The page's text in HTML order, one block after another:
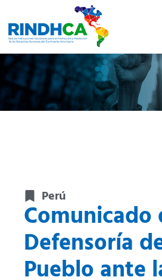
Perú
Comunicado
Defensoría
Pueblo ante